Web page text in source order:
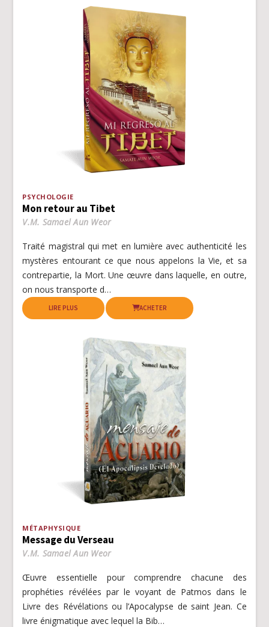
PSYCHOLOGIE
Mon retour au Tibet
V.M. Samael Aun Weor
Traité magistral qui met en lumière avec authenticité les
mystères entourant ce que nous appelons la Vie, et sa
contrepartie, la Mort. Une œuvre dans laquelle, en outre,
on nous transporte d…
LIRE PLUS ACHETER
MÉTAPHYSIQUE
Message du Verseau
V.M. Samael Aun Weor
Œuvre essentielle pour comprendre chacune des
prophéties révélées par le voyant de Patmos dans le
Livre des Révélations ou l’Apocalypse de saint Jean. Ce
livre énigmatique avec lequel la Bib…